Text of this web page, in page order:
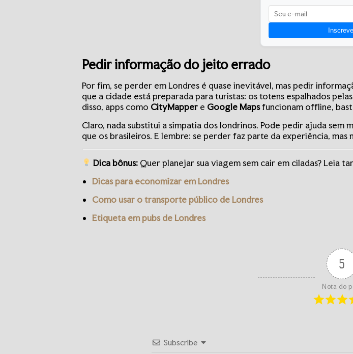
Pedir informação do jeito errado
Por fim, se perder em Londres é quase inevitável, mas pedir
que a cidade está preparada para turistas: os totens espalhados
disso, apps como CityMapper e Google Mapsfuncionam offline,
Claro, nada substitui a simpatia dos londrinos. Pode pedir ajuda
que os brasileiros. E lembre: se perder faz parte da experiência, mas
Dica bônus: Quer planejar sua viagem sem cair em ciladas? Leia
Dicas para economizar em Londres
Como usar o transporte público de Londres
Etiqueta em pubs de Londres
5
Nota do
Subscribe